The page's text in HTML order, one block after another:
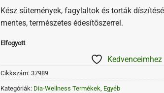
Kész sütemények, fagylaltok és torták
mentes, természetes édesítőszerrel.
Elfogyott
Kedvenceimhez
Cikkszám: 37989
Kategóriák: Dia-Wellness Termékek, Egyéb